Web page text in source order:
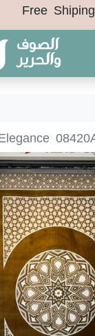
Free Shiping